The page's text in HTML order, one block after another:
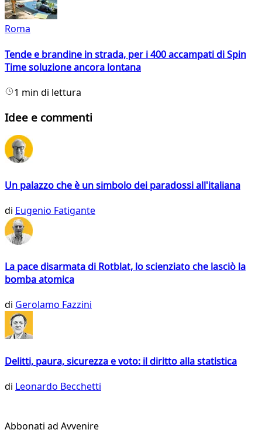
Roma
Tende e brandine in strada, per i 400 accampati di Spin
Time soluzione ancora lontana
1 min di lettura
Idee e commenti
Un palazzo che è un simbolo dei paradossi all'italiana
di Eugenio Fatigante
La pace disarmata di Rotblat, lo scienziato che lasciò la
bomba atomica
di Gerolamo Fazzini
Delitti, paura, sicurezza e voto: il diritto alla statistica
di Leonardo Becchetti
Abbonati ad Avvenire